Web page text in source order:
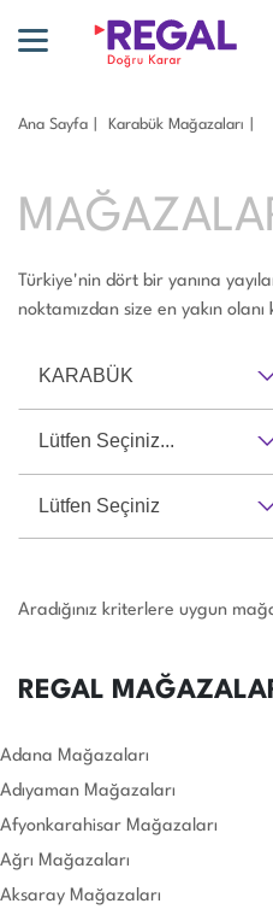
Ana Sayfa Karabük Mağazaları
Türkiye'nin dört bir yanına
noktamızdan size en yakın
KARABÜK
Lütfen Seçiniz...
Lütfen Seçiniz
Aradığınız kriterlere uygun
REGAL
Adana Mağazaları
Adıyaman Mağazaları
Afyonkarahisar Mağazaları
Ağrı Mağazaları
Aksaray Mağazaları